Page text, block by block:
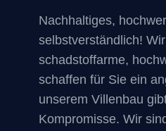
Nachhaltiges,
selbstverständlich!
schadstoffarme,
schaffen für Sie ein
unserem Villenbau
Kompromisse. Wir